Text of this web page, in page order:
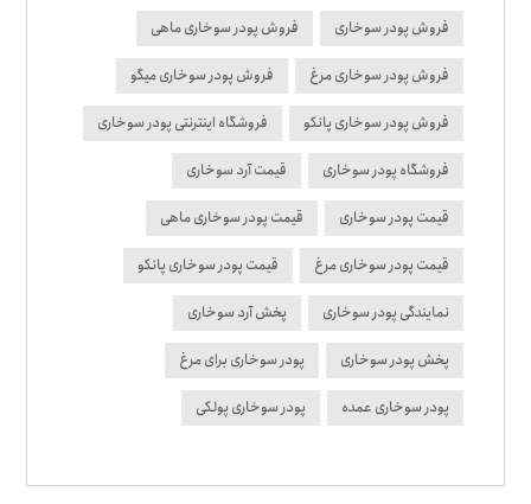
فروش پودر سوخاری فروش پودر سوخاری ماهی
فروش پودر سوخاری مرغ فروش پودر سوخاری میگو
فروش پودر سوخاری پانکو فروشگاه اینترنتی پودر سوخاری
فروشگاه پودر سوخاری قیمت آرد سوخاری
قیمت پودر سوخاری قیمت پودر سوخاری ماهی
قیمت پودر سوخاری مرغ قیمت پودر سوخاری پانکو
نمایندگی پودر سوخاری پخش آرد سوخاری
پخش پودر سوخاری پودر سوخاری برای مرغ
پودر سوخاری عمده پودر سوخاری پولکی